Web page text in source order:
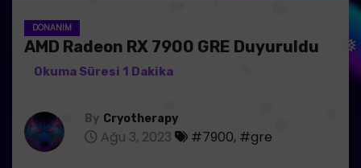
❅
❅
❅
❅ ❅
❅
DONANIM
AMD Radeon RX 7900 GRE Duyuruldu
By Cryotherapy
Ağu 3, 2023 #7900, #gre